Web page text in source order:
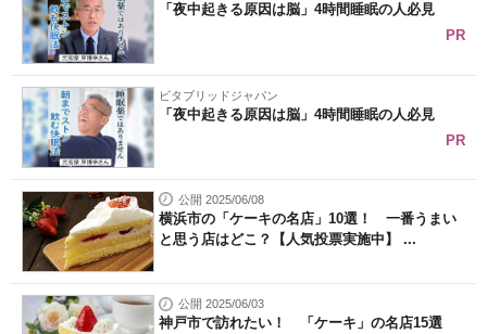
「夜中起きる原因は脳」4時間睡眠の人必見
PR
ビタブリッドジャパン
「夜中起きる原因は脳」4時間睡眠の人必見
PR
公開 2025/06/08
横浜市の「ケーキの名店」10選！ 一番うまい
と思う店はどこ？【人気投票実施中】 ...
公開 2025/06/03
神戸市で訪れたい！ 「ケーキ」の名店15選